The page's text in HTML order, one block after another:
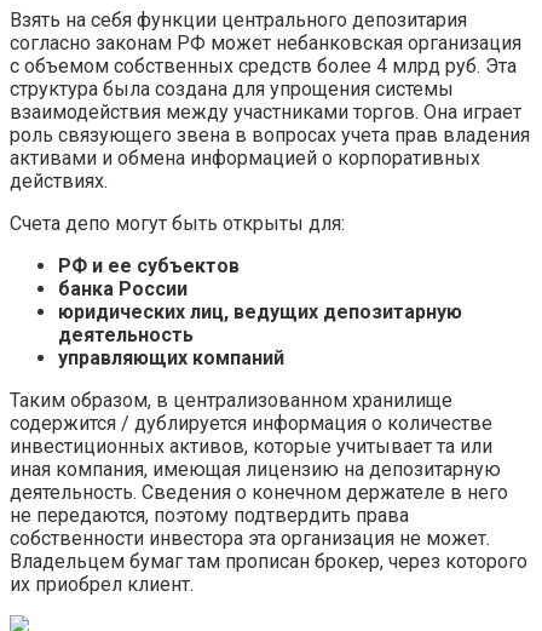
Взять на себя функции центрального депозитария
согласно законам РФ может небанковская организация
с объемом собственных средств более 4 млрд руб. Эта
структура была создана для упрощения системы
взаимодействия между участниками торгов. Она играет
роль связующего звена в вопросах учета прав владения
активами и обмена информацией о корпоративных
действиях.
Счета депо могут быть открыты для:
РФ и ее субъектов
банка России
юридических лиц, ведущих депозитарную
деятельность
управляющих компаний
Таким образом, в централизованном хранилище
содержится / дублируется информация о количестве
инвестиционных активов, которые учитывает та или
иная компания, имеющая лицензию на депозитарную
деятельность. Сведения о конечном держателе в него
не передаются, поэтому подтвердить права
собственности инвестора эта организация не может.
Владельцем бумаг там прописан брокер, через которого
их приобрел клиент.